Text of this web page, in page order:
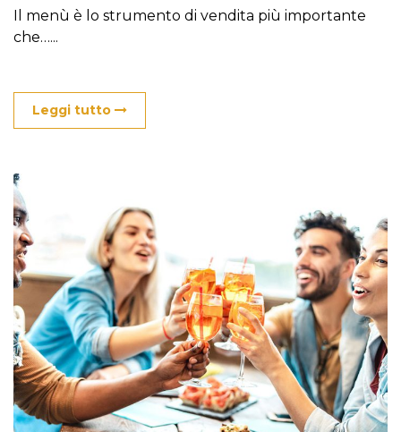
Il menù è lo strumento di vendita più importante
che…...
Leggi tutto